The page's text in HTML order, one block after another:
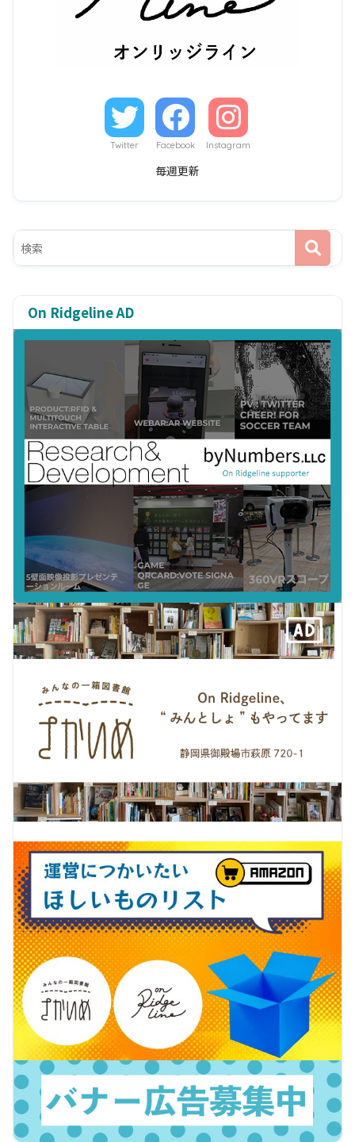
Twitter Facebook Instagram
毎週更新
On Ridgeline AD